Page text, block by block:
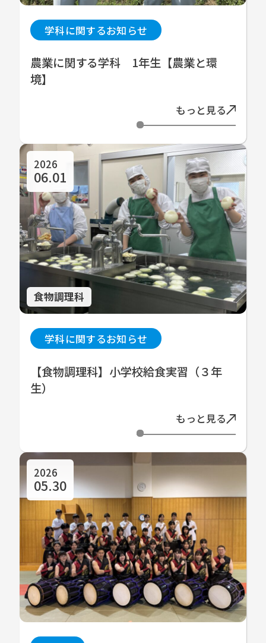
学科に関するお知らせ
農業に関する学科 1年生【農業と環
境】
もっと見る
2026
06.01
食物調理科
学科に関するお知らせ
【食物調理科】小学校給食実習（３年
生）
もっと見る
2026
05.30